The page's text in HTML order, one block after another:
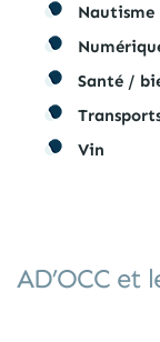
Nautisme
Santé /
Vin
AD’OCC et